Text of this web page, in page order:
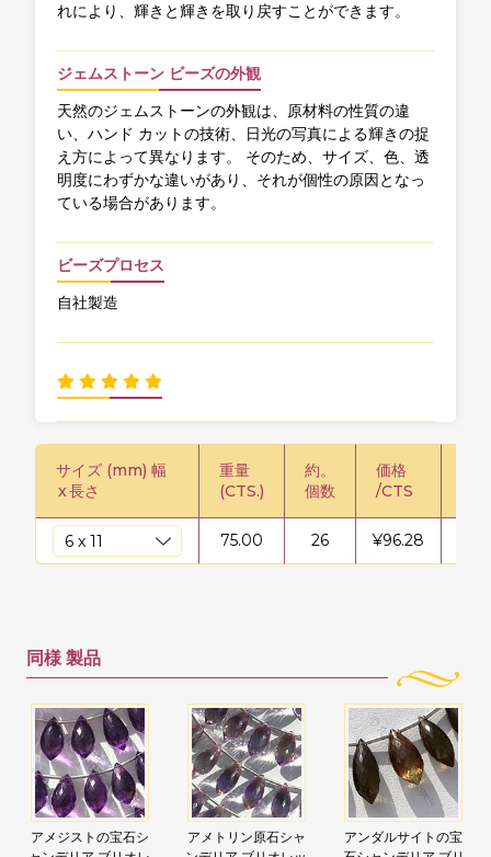
れにより、輝きと輝きを取り戻すことができます。
ジェムストーン ビーズの外観
天然のジェムストーンの外観は、原材料の性質の違
い、ハンド カットの技術、日光の写真による輝きの捉
え方によって異なります。 そのため、サイズ、色、透
明度にわずかな違いがあり、それが個性の原因となっ
ている場合があります。
ビーズプロセス
自社製造
サイズ (mm) 幅
x長さ
重量
(CTS.)
約。
個数
価格
/CTS
75.00 26 ¥96.28
同様 製品
アメジストの宝石シ
アメトリン原石シャ
アンダルサイトの宝